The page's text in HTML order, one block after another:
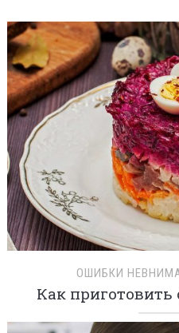
ОШИБКИ
Как